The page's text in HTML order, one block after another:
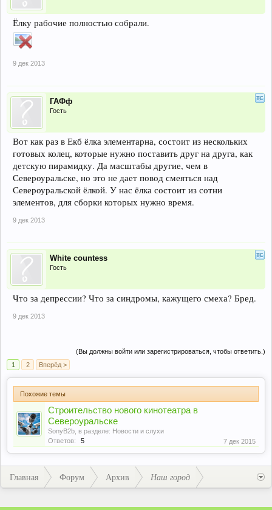
Ёлку рабочие полностью собрали.
9 дек 2013
ГАФф
Гость
Вот как раз в Екб ёлка элементарна, состоит из нескольких
готовых колец, которые нужно поставить друг на друга, как
детскую пирамидку. Да масштабы другие, чем в
Североуральске, но это не дает повод смеяться над
Североуральской ёлкой. У нас ёлка состоит из сотни
элементов, для сборки которых нужно время.
9 дек 2013
White countess
Гость
Что за депрессии? Что за синдромы, кажущего смеха? Бред.
9 дек 2013
(Вы должны войти или зарегистрироваться, чтобы ответить.)
1
2 Вперёд >
Похожие темы
Строительство нового кинотеатра в
Североуральске
SonyB2b , в разделе: Новости и слухи
Ответов:
5 7 дек 2015
Главная Форум Архив Наш город